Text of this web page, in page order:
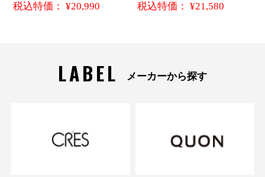
税込特価： ¥20,990 税込特価： ¥21,580
LABEL メーカーから探す